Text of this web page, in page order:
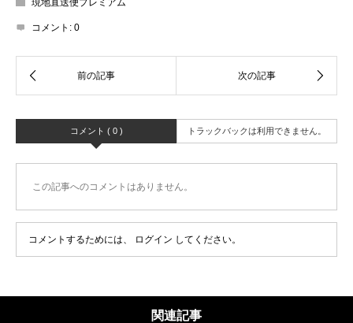
現地直送便プレミアム
コメント: 0
コメント ( 0 ) トラックバックは利用できません。
この記事へのコメントはありません。
コメントするためには、 ログイン してください。
関連記事